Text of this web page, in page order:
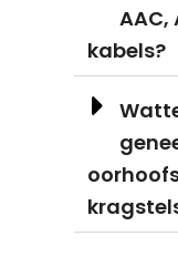
AAC,
kabels?